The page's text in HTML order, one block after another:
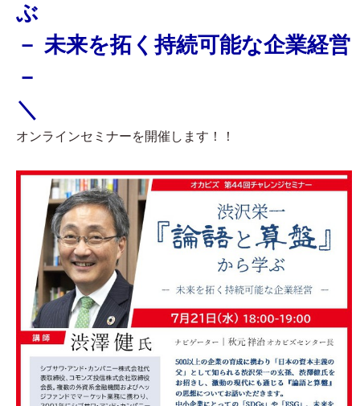
ぶ
－ 未来を拓く持続可能な企業経営
－
＼
オンラインセミナーを開催します！！